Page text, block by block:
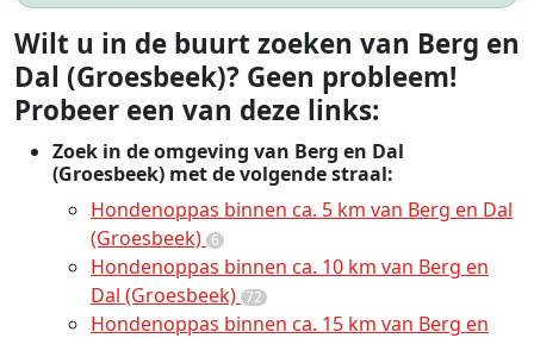
Wilt u in de buurt zoeken van Berg en
Dal (Groesbeek)? Geen probleem!
Probeer een van deze links:
Zoek in de omgeving van Berg en Dal
(Groesbeek) met de volgende straal:
Hondenoppas binnen ca. 5 km van Berg en Dal
(Groesbeek) 6
Hondenoppas binnen ca. 10 km van Berg en
Dal (Groesbeek) 72
Hondenoppas binnen ca. 15 km van Berg en